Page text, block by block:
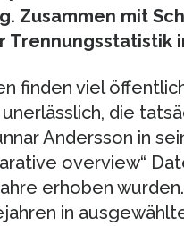
Zusammen mit
Trennungsstatistik
finden viel
die
Andersson in
overview“
erhoben
in